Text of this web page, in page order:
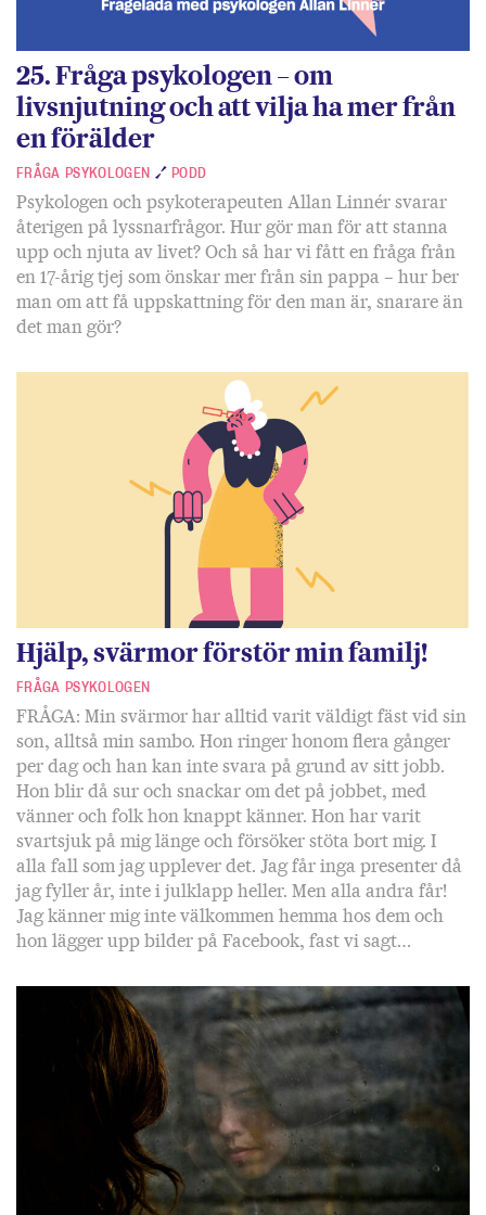
25. Fråga psykologen – om
livsnjutning och att vilja ha mer från
en förälder
FRÅGA PSYKOLOGEN PODD
Psykologen och psykoterapeuten Allan Linnér svarar
återigen på lyssnarfrågor. Hur gör man för att stanna
upp och njuta av livet? Och så har vi fått en fråga från
en 17-årig tjej som önskar mer från sin pappa – hur ber
man om att få uppskattning för den man är, snarare än
det man gör?
Hjälp, svärmor förstör min familj!
FRÅGA PSYKOLOGEN
FRÅGA: Min svärmor har alltid varit väldigt fäst vid sin
son, alltså min sambo. Hon ringer honom flera gånger
per dag och han kan inte svara på grund av sitt jobb.
Hon blir då sur och snackar om det på jobbet, med
vänner och folk hon knappt känner. Hon har varit
svartsjuk på mig länge och försöker stöta bort mig. I
alla fall som jag upplever det. Jag får inga presenter då
jag fyller år, inte i julklapp heller. Men alla andra får!
Jag känner mig inte välkommen hemma hos dem och
hon lägger upp bilder på Facebook, fast vi sagt…